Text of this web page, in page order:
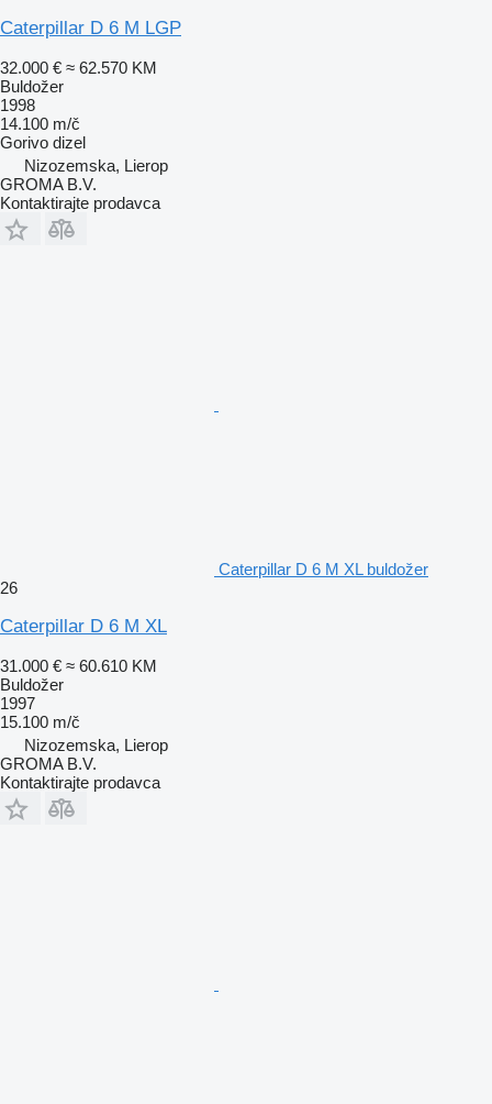
Caterpillar D 6 M LGP
32.000 € ≈ 62.570 KM
Buldožer
1998
14.100 m/č
Gorivo dizel
Nizozemska, Lierop
GROMA B.V.
Kontaktirajte prodavca
Caterpillar D 6 M XL buldožer
26
Caterpillar D 6 M XL
31.000 € ≈ 60.610 KM
Buldožer
1997
15.100 m/č
Nizozemska, Lierop
GROMA B.V.
Kontaktirajte prodavca